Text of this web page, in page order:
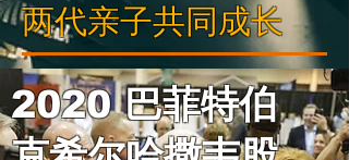
两代亲子共同成长
2020 巴菲特伯